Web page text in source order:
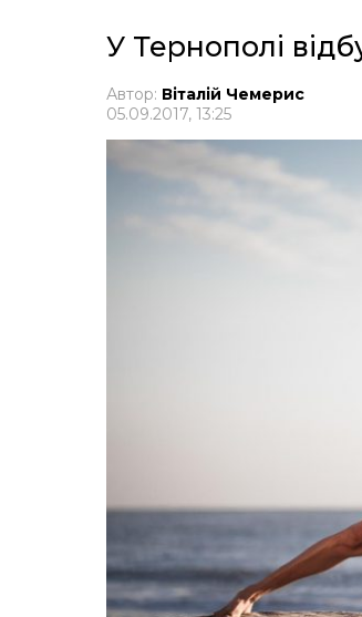
У Тернополі
Автор: Віталій Чемерис
05.09.2017, 13:25